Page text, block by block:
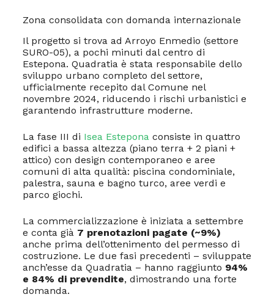
Zona consolidata con domanda internazionale
Il progetto si trova ad Arroyo Enmedio (settore
SURO-05), a pochi minuti dal centro di
Estepona. Quadratia è stata responsabile dello
sviluppo urbano completo del settore,
ufficialmente recepito dal Comune nel
novembre 2024, riducendo i rischi urbanistici e
garantendo infrastrutture moderne.
La fase III di Isea Estepona consiste in quattro
edifici a bassa altezza (piano terra + 2 piani +
attico) con design contemporaneo e aree
comuni di alta qualità: piscina condominiale,
palestra, sauna e bagno turco, aree verdi e
parco giochi.
La commercializzazione è iniziata a settembre
e conta già 7 prenotazioni pagate (~9%)
anche prima dell’ottenimento del permesso di
costruzione. Le due fasi precedenti – sviluppate
anch’esse da Quadratia – hanno raggiunto 94%
e 84% di prevendite, dimostrando una forte
domanda.